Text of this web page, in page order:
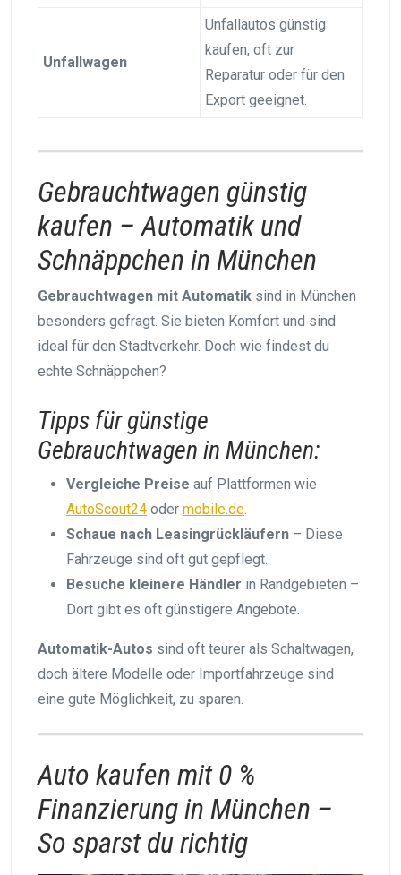
Unfallwagen
Unfallautos günstig
kaufen, oft zur
Reparatur oder für den
Export geeignet.
Gebrauchtwagen günstig
kaufen – Automatik und
Schnäppchen in München
Gebrauchtwagen mit Automatik sind in München
besonders gefragt. Sie bieten Komfort und sind
ideal für den Stadtverkehr. Doch wie findest du
echte Schnäppchen?
Tipps für günstige
Gebrauchtwagen in München:
Vergleiche Preise auf Plattformen wie
AutoScout24 oder mobile.de.
Schaue nach Leasingrückläufern – Diese
Fahrzeuge sind oft gut gepflegt.
Besuche kleinere Händler in Randgebieten –
Dort gibt es oft günstigere Angebote.
Automatik-Autos sind oft teurer als Schaltwagen,
doch ältere Modelle oder Importfahrzeuge sind
eine gute Möglichkeit, zu sparen.
Auto kaufen mit 0 %
Finanzierung in München –
So sparst du richtig